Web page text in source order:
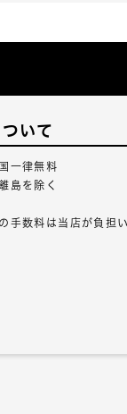
いて
一律無料
島を除く
手数料は当店が負担